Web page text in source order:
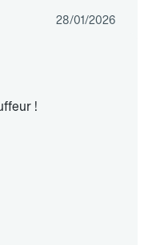
28/01/2026
!